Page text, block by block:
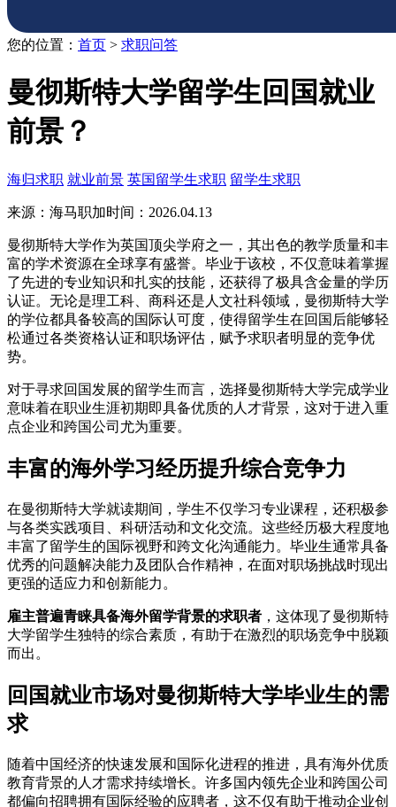
您的位置： 首页 > 求职问答
曼彻斯特大学留学生回国就业
前景？
海归求职 就业前景 英国留学生求职 留学生求职
来源：海马职加时间：2026.04.13
曼彻斯特大学作为英国顶尖学府之一，其出色的教学质量和丰
富的学术资源在全球享有盛誉。毕业于该校，不仅意味着掌握
了先进的专业知识和扎实的技能，还获得了极具含金量的学历
认证。无论是理工科、商科还是人文社科领域，曼彻斯特大学
的学位都具备较高的国际认可度，使得留学生在回国后能够轻
松通过各类资格认证和职场评估，赋予求职者明显的竞争优
势。
对于寻求回国发展的留学生而言，选择曼彻斯特大学完成学业
意味着在职业生涯初期即具备优质的人才背景，这对于进入重
点企业和跨国公司尤为重要。
丰富的海外学习经历提升综合竞争力
在曼彻斯特大学就读期间，学生不仅学习专业课程，还积极参
与各类实践项目、科研活动和文化交流。这些经历极大程度地
丰富了留学生的国际视野和跨文化沟通能力。毕业生通常具备
优秀的问题解决能力及团队合作精神，在面对职场挑战时现出
更强的适应力和创新能力。
雇主普遍青睐具备海外留学背景的求职者 ，这体现了曼彻斯特
大学留学生独特的综合素质，有助于在激烈的职场竞争中脱颖
而出。
回国就业市场对曼彻斯特大学毕业生的需
求
随着中国经济的快速发展和国际化进程的推进，具有海外优质
教育背景的人才需求持续增长。许多国内领先企业和跨国公司
都偏向招聘拥有国际经验的应聘者，这不仅有助于推动企业创